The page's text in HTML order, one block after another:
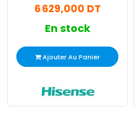
6 629,000 DT
En stock
Ajouter Au Panier